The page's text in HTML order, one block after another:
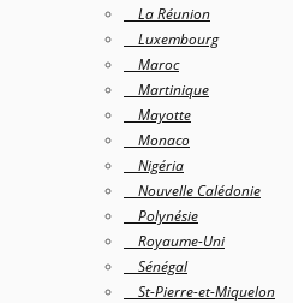
La Réunion
Luxembourg
Maroc
Martinique
Mayotte
Monaco
Nigéria
Nouvelle Calédonie
Polynésie
Royaume-Uni
Sénégal
St-Pierre-et-Miquelon